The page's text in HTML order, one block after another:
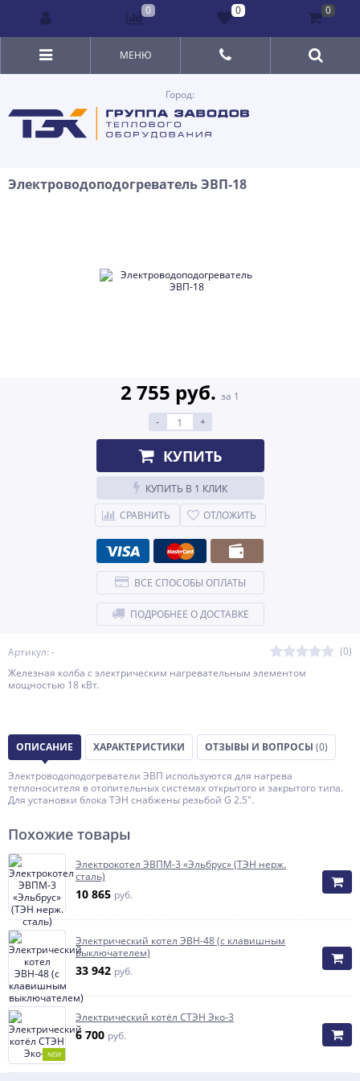
Город:
МЕНЮ
Электроводоподогреватель ЭВП-18
Артикул: -
(0)
Железная колба с электрическим нагревательным элементом
мощностью 18 кВт.
2 755 руб. за 1
-
+
КУПИТЬ
КУПИТЬ В 1 КЛИК
СРАВНИТЬ
ОТЛОЖИТЬ
ВСЕ СПОСОБЫ ОПЛАТЫ
ПОДРОБНЕЕ О ДОСТАВКЕ
ОПИСАНИЕ ХАРАКТЕРИСТИКИ ОТЗЫВЫ И ВОПРОСЫ (0)
Электроводоподогреватели ЭВП используются для нагрева
теплоносителя в отопительных системах открытого и закрытого типа.
Для установки блока ТЭН снабжены резьбой G 2.5".
Похожие товары
Электрокотел ЭВПМ-3 «Эльбрус» (ТЭН нерж.
сталь)
10 865 руб.
Электрический котел ЭВН-48 (с клавишным
выключателем)
33 942 руб.
NEW
Электрический котёл СТЭН Эко-3
6 700 руб.
0 0 0